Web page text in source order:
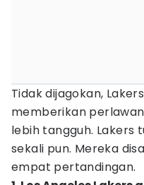
Tidak dijagokan,
memberikan
lebih tangguh. Lakers
sekali pun. Mereka
empat pertandingan.